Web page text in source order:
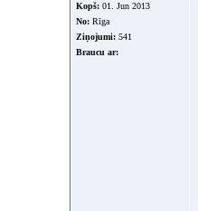
Kopš: 01. Jun 2013
No: Rīga
Ziņojumi: 541
Braucu ar: